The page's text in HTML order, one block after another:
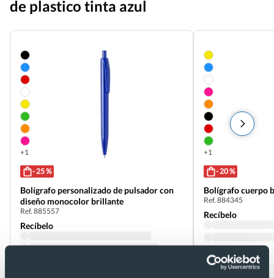
de plastico tinta azul
+1
- 25 %
Bolígrafo personalizado de pulsador con
diseño monocolor brillante
Ref. 885557
Recíbelo
+1
- 20 %
Bolígrafo cuerpo
Ref. 884345
Recíbelo
Desde 0,05 €